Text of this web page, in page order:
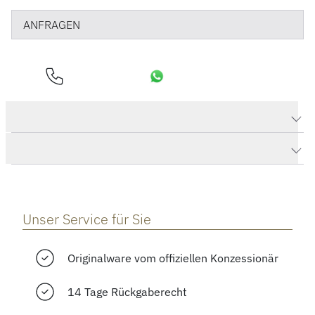
ANFRAGEN
Unser Service für Sie
Originalware vom offiziellen Konzessionär
14 Tage Rückgaberecht